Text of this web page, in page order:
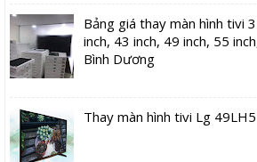
Bảng giá thay màn hình tivi
inch, 43 inch, 49 inch, 55
Bình Dương
Thay màn hình tivi Lg